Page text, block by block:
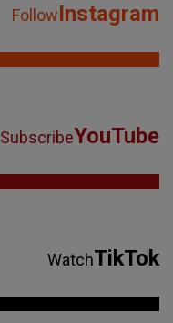
FollowInstagram
SubscribeYouTube
WatchTikTok